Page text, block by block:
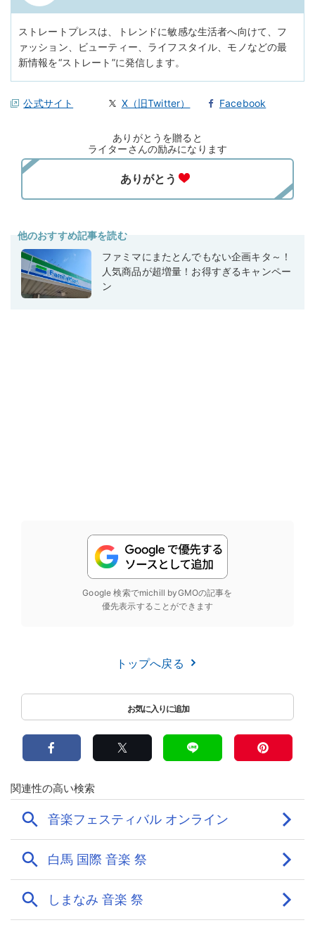
ストレートプレスは、トレンドに敏感な生活者へ向けて、フ
ァッション、ビューティー、ライフスタイル、モノなどの最
新情報を“ストレート”に発信します。
公式サイト X（旧Twitter） Facebook
ありがとうを贈ると
ライターさんの励みになります
他のおすすめ記事を読む
ファミマにまたとんでもない企画キタ～！
人気商品が超増量！お得すぎるキャンペー
ン
Google 検索でmichill byGMOの記事を
優先表示することができます
トップへ戻る